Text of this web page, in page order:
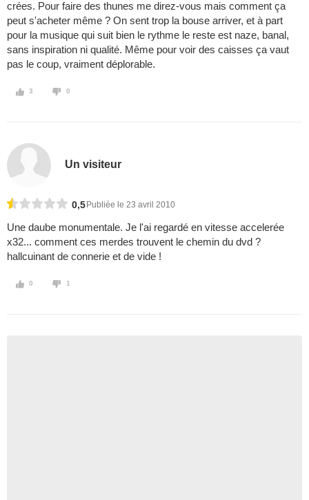
crées. Pour faire des thunes me direz-vous mais comment ça
peut s'acheter même ? On sent trop la bouse arriver, et à part
pour la musique qui suit bien le rythme le reste est naze, banal,
sans inspiration ni qualité. Même pour voir des caisses ça vaut
pas le coup, vraiment déplorable.
3 0
Un visiteur
0,5 Publiée le 23 avril 2010
Une daube monumentale. Je l'ai regardé en vitesse accelerée
x32... comment ces merdes trouvent le chemin du dvd ?
hallcuinant de connerie et de vide !
0 1